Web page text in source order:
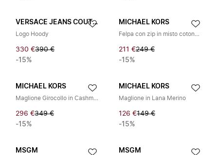
VERSACE JEANS COUTURE
Logo Hoody
330 €390 €
-15%
MICHAEL KORS
Felpa con zip in misto cotone con nastro logato
211 €249 €
-15%
MICHAEL KORS
Maglione Girocollo in Cashmere
296 €349 €
-15%
MICHAEL KORS
Maglione in Lana Merino
126 €149 €
-15%
MSGM MSGM